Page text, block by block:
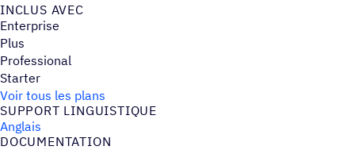
INCLUS AVEC
Enterprise
Plus
Professional
Starter
Voir tous les plans
SUPPORT LINGUIS­TIQUE
Anglais
DOCU­MEN­TA­TION